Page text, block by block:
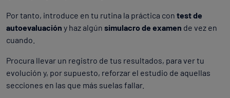
Por tanto, introduce en tu rutina la práctica con test de
autoevaluación y haz algún simulacro de examen de vez en
cuando.
Procura llevar un registro de tus resultados, para ver tu
evolución y, por supuesto, reforzar el estudio de aquellas
secciones en las que más suelas fallar.